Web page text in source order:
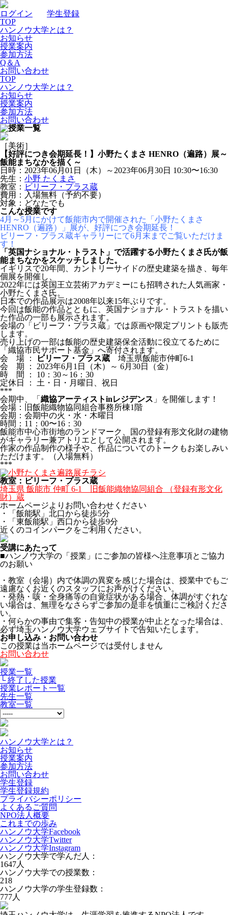
ログイン
学生登録
TOP
ハンノウ大学とは？
お知らせ
授業案内
参加方法
Q＆A
お問い合わせ
TOP
ハンノウ大学とは？
お知らせ
授業案内
参加方法
お問い合わせ
［美術］
【好評につき会期延長！】小野たくまさ HENRO（遍路）展～
飯能まちなかを描く～
日時：2023年06月01日（木）～2023年06月30日 10:30〜16:30
先生： 小野 たくまさ
教室： ビリーフ・プラス蔵
費用：入場無料（予約不要）
対象：どなたでも
こんな授業です
4月～5月にかけて飯能市内で開催された「小野たくまさ
HENRO（遍路）」展が、好評につき会期延長！
ビリーフ・プラス蔵ギャラリーにて6月末までご覧いただけま
す！
「英国ナショナル・トラスト」で活躍する小野たくまさ氏が飯
能まちなかをスケッチしました。
イギリスで20年間、カントリーサイドの歴史建築を描き、毎年
個展を開催し、
2022年には英国王立芸術アカデミーにも招聘された人気画家・
小野たくまさ氏。
日本での作品展示は2008年以来15年ぶりです。
今回は飯能の作品とともに、英国ナショナル・トラストを描い
た作品の一部も展示されます。
会場の「ビリーフ・プラス蔵」では原画や限定プリントも販売
します。
売り上げの一部は飯能の歴史建築保全活動に役立てるために
「織協市民サポート基金」へ寄付されます。
会 場 ：
ビリーフ・プラス蔵 埼玉県飯能市仲町6-1
会 期 ： 2023年6月1日（木）～ 6月30日（金）
時 間 ： 10：30～16：30
定休日 ： 土・日・月曜日、祝日
***
会期中、「 織協アーティストinレジデンス 」を開催します！
会場：旧飯能織物協同組合事務所棟1階
会期：会期中の火・水・木曜日
時間：11：00〜16：30
飯能市中心市街地のランドマーク、国の登録有形文化財の建物
がギャラリー兼アトリエとして公開されます。
作家の作品制作の様子や、作品についてのトークもお楽しみい
ただけます。（入場無料）
***
教室：ビリーフ・プラス蔵
埼玉県 飯能市 仲町 6-1 旧飯能織物協同組合 （登録有形文化
財）蔵
ホームページよりお問い合わせください
・「飯能駅」北口から徒歩5分
・「東飯能駅」西口から徒歩9分
近くのコインパークをご利用ください。
受講にあたって
■ハンノウ大学の「授業」にご参加の皆様へ注意事項とご協力
のお願い
・教室（会場）内で体調の異変を感じた場合は、授業中でもご
遠慮なくお近くのスタッフにお声がけください。
・発熱・咳・全身痛等の自覚症状がある場合、体調がすぐれな
い場合は、無理をなさらずご参加の是非を慎重にご検討くださ
い。
・何らかの事由で集客・告知中の授業が中止となった場合は、
必ず埼玉ハンノウ大学ウェブサイトで告知いたします。
お申し込み・お問い合わせ
この授業は当ホームページでは受付しません
お問い合わせ
授業一覧
└ 終了した授業
授業レポート一覧
先生一覧
教室一覧
ハンノウ大学とは？
お知らせ
授業案内
参加方法
お問い合わせ
学生登録
学生登録規約
プライバシーポリシー
よくあるご質問
NPO法人概要
これまでの歩み
ハンノウ大学Facebook
ハンノウ大学Twitter
ハンノウ大学Instagram
ハンノウ大学で学んだ人：
1647人
ハンノウ大学での授業数：
218
ハンノウ大学の学生登録数：
777人